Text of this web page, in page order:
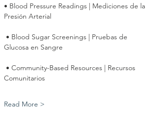
• Blood Pressure Readings | Mediciones de la
Presión Arterial
Glucosa en Sangre
Comunitarios
Read More >